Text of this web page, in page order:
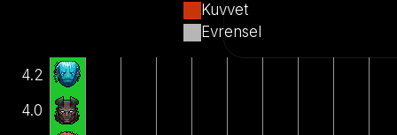
Kuvvet
Evrensel
4.2
4.0